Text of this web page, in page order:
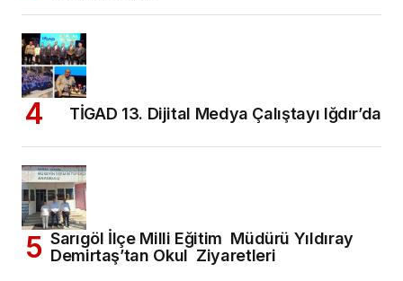
TİGAD 13. Dijital Medya Çalıştayı Iğdır’da
Sarıgöl İlçe Milli Eğitim Müdürü Yıldıray
Demirtaş’tan Okul Ziyaretleri